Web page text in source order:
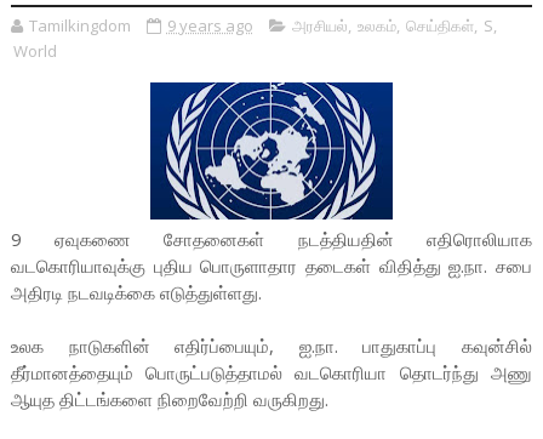
Tamilkingdom 9 years ago அரசியல், உலகம், செய்திகள், S,
World
9 ஏவுகணை சோதனைகள் நடத்தியதின் எதிரொலியாக
வடகொரியாவுக்கு புதிய பொருளாதார தடைகள் விதித்து ஐ.நா. சபை
அதிரடி நடவடிக்கை எடுத்துள்ளது.
உலக நாடுகளின் எதிர்ப்பையும், ஐ.நா. பாதுகாப்பு கவுன்சில்
தீர்மானத்தையும் பொருட்படுத்தாமல் வடகொரியா தொடர்ந்து அணு
ஆயுத திட்டங்களை நிறைவேற்றி வருகிறது.